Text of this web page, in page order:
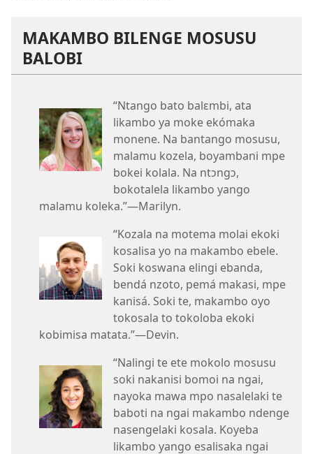
MAKAMBO BILENGE MOSUSU
BALOBI
“Ntango bato balɛmbi, ata
likambo ya moke ekómaka
monene. Na bantango mosusu,
malamu kozela, boyambani mpe
bokei kolala. Na ntɔngɔ,
bokotalela likambo yango
malamu koleka.”​—Marilyn.
“Kozala na motema molai ekoki
kosalisa yo na makambo ebele.
Soki koswana elingi ebanda,
bendá nzoto, pemá makasi, mpe
kanisá. Soki te, makambo oyo
tokosala to tokoloba ekoki
kobimisa matata.”​—Devin.
“Nalingi te ete mokolo mosusu
soki nakanisi bomoi na ngai,
nayoka mawa mpo nasalelaki te
baboti na ngai makambo ndenge
nasengelaki kosala. Koyeba
likambo yango esalisaka ngai